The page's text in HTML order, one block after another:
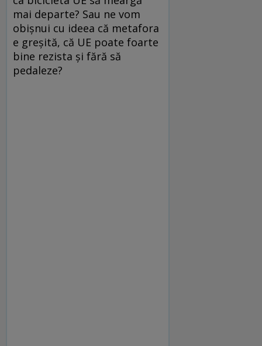
mai departe? Sau ne vom
obişnui cu ideea că metafora
e greşită, că UE poate foarte
bine rezista şi fără să
pedaleze?